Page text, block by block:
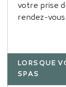
votre prise
rendez-vous
LORSQUE
SPAS